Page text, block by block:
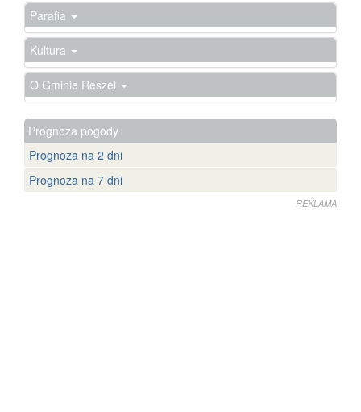
Parafia
Kultura
O Gminie Reszel
Prognoza pogody
Prognoza na 2 dni
Prognoza na 7 dni
REKLAMA